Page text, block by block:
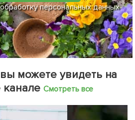
персональных данных
можете увидеть на
Смотреть все